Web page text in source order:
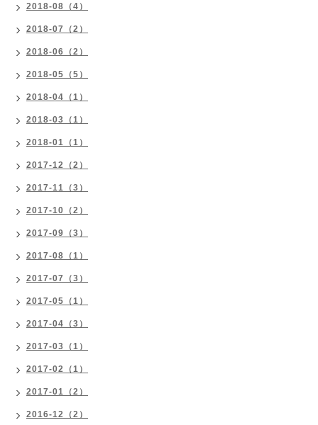
2018-08（4）
2018-07（2）
2018-06（2）
2018-05（5）
2018-04（1）
2018-03（1）
2018-01（1）
2017-12（2）
2017-11（3）
2017-10（2）
2017-09（3）
2017-08（1）
2017-07（3）
2017-05（1）
2017-04（3）
2017-03（1）
2017-02（1）
2017-01（2）
2016-12（2）